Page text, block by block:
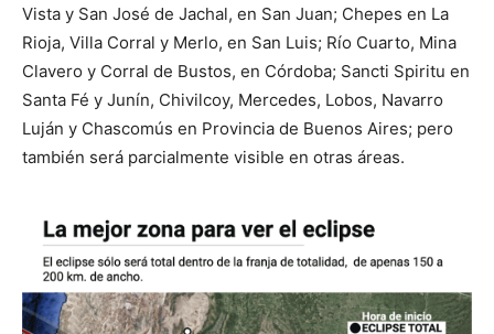
Vista y San José de Jachal, en San Juan; Chepes en La
Rioja, Villa Corral y Merlo, en San Luis; Río Cuarto, Mina
Clavero y Corral de Bustos, en Córdoba; Sancti Spiritu en
Santa Fé y Junín, Chivilcoy, Mercedes, Lobos, Navarro
Luján y Chascomús en Provincia de Buenos Aires; pero
también será parcialmente visible en otras áreas.